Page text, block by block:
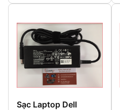
Sạc Laptop Dell